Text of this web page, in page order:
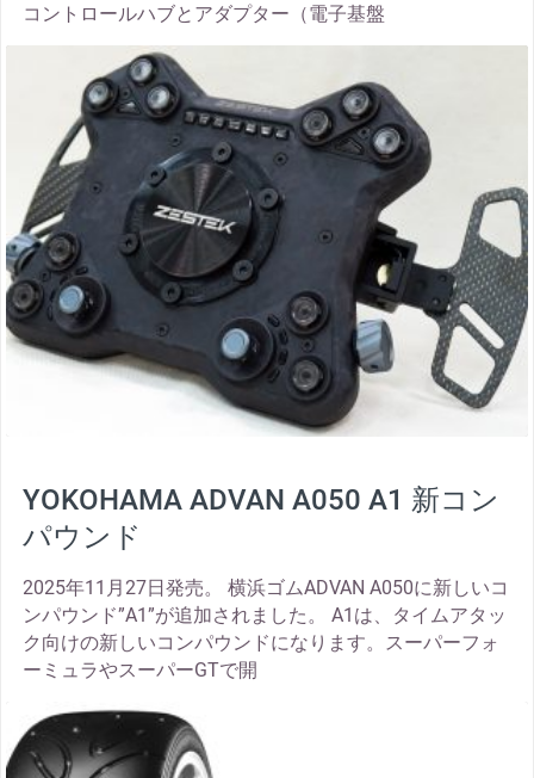
コントロールハブとアダプター（電子基盤
YOKOHAMA ADVAN A050 A1 新コン
パウンド
2025年11月27日発売。 横浜ゴムADVAN A050に新しいコ
ンパウンド”A1”が追加されました。 A1は、タイムアタッ
ク向けの新しいコンパウンドになります。スーパーフォ
ーミュラやスーパーGTで開
thumbnail